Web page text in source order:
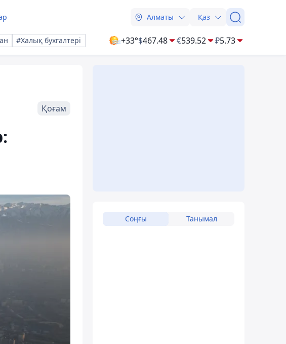
Алматы Қаз
#Халық бухгалтері +33°$467.48 €539.52 ₽5.73
Қоғам
Соңғы Танымал